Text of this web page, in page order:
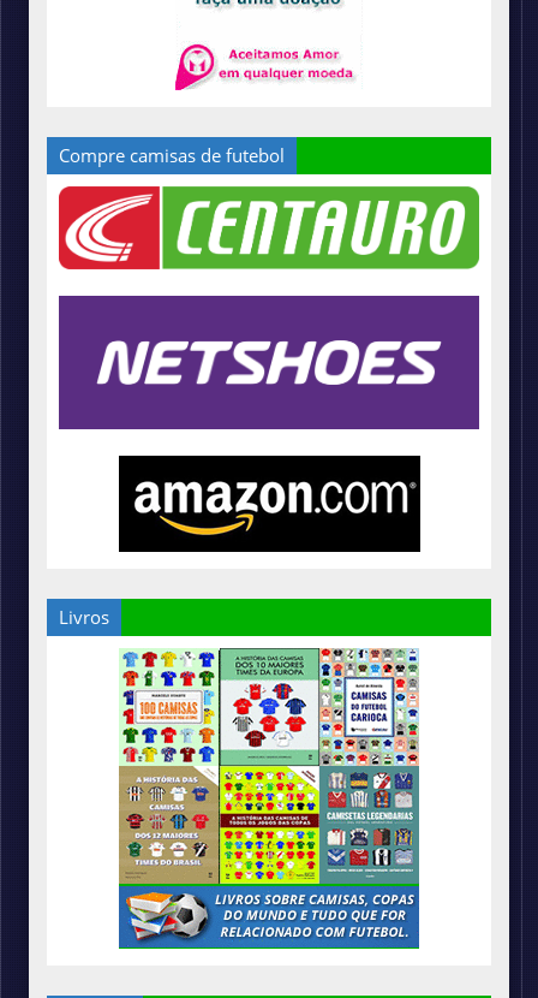
Compre camisas de futebol
Livros